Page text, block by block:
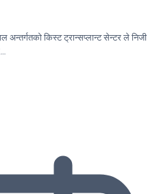
किस्ट ट्रान्सप्लान्ट सेन्टर ले निजी